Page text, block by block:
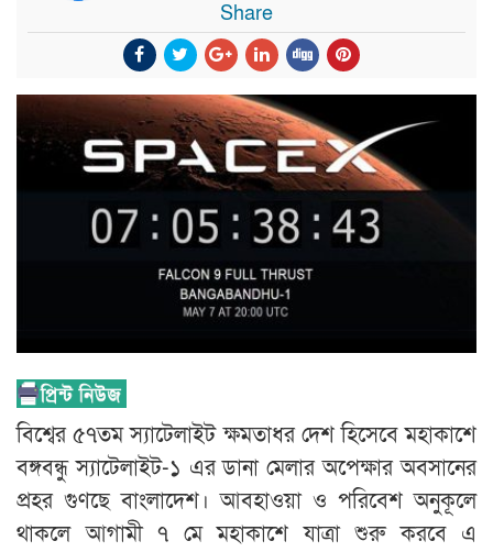
Share
বিশ্বের ৫৭তম স্যাটেলাইট ক্ষমতাধর দেশ হিসেবে মহাকাশে
বঙ্গবন্ধু স্যাটেলাইট-১ এর ডানা মেলার অপেক্ষার অবসানের
প্রহর গুণছে বাংলাদেশ। আবহাওয়া ও পরিবেশ অনুকূলে
থাকলে আগামী ৭ মে মহাকাশে যাত্রা শুরু করবে এ